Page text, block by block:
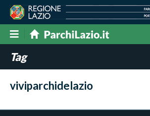
Tag
viviparchidelazio